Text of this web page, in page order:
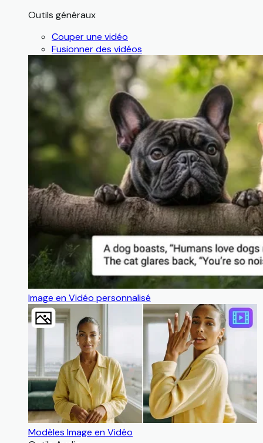
Outils généraux
Couper une vidéo
Fusionner des vidéos
Image en Vidéo personnalisé
Modèles Image en Vidéo